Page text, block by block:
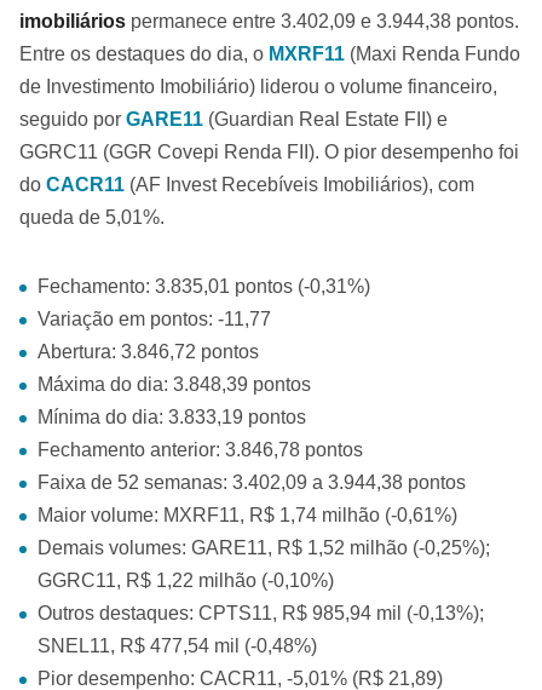
imobiliários permanece entre 3.402,09 e 3.944,38 pontos.
Entre os destaques do dia, o MXRF11 (Maxi Renda Fundo
de Investimento Imobiliário) liderou o volume financeiro,
seguido por GARE11 (Guardian Real Estate FII) e
GGRC11 (GGR Covepi Renda FII). O pior desempenho foi
do CACR11 (AF Invest Recebíveis Imobiliários), com
queda de 5,01%.
Fechamento: 3.835,01 pontos (-0,31%)
Variação em pontos: -11,77
Abertura: 3.846,72 pontos
Máxima do dia: 3.848,39 pontos
Mínima do dia: 3.833,19 pontos
Fechamento anterior: 3.846,78 pontos
Faixa de 52 semanas: 3.402,09 a 3.944,38 pontos
Maior volume: MXRF11, R$ 1,74 milhão (-0,61%)
Demais volumes: GARE11, R$ 1,52 milhão (-0,25%);
GGRC11, R$ 1,22 milhão (-0,10%)
Outros destaques: CPTS11, R$ 985,94 mil (-0,13%);
SNEL11, R$ 477,54 mil (-0,48%)
Pior desempenho: CACR11, -5,01% (R$ 21,89)